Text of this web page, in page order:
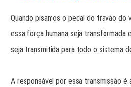
Quando pisamos o pedal do travão do
essa força humana seja transformada
seja transmitida para todo o sistema
A responsável por essa transmissão é